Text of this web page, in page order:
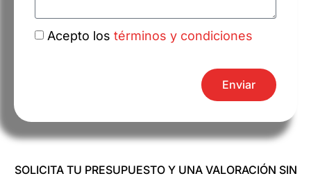
Acepto los términos y condiciones
Enviar
SOLICITA TU PRESUPUESTO Y UNA VALORACIÓN SIN